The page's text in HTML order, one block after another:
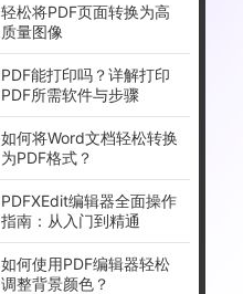
轻松将PDF页面转换为高
质量图像
PDF能打印吗？详解打印
PDF所需软件与步骤
如何将Word文档轻松转换
为PDF格式？
PDFXEdit编辑器全面操作
指南：从入门到精通
如何使用PDF编辑器轻松
调整背景颜色？